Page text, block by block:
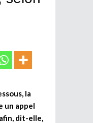
la
un appel
dit-elle,